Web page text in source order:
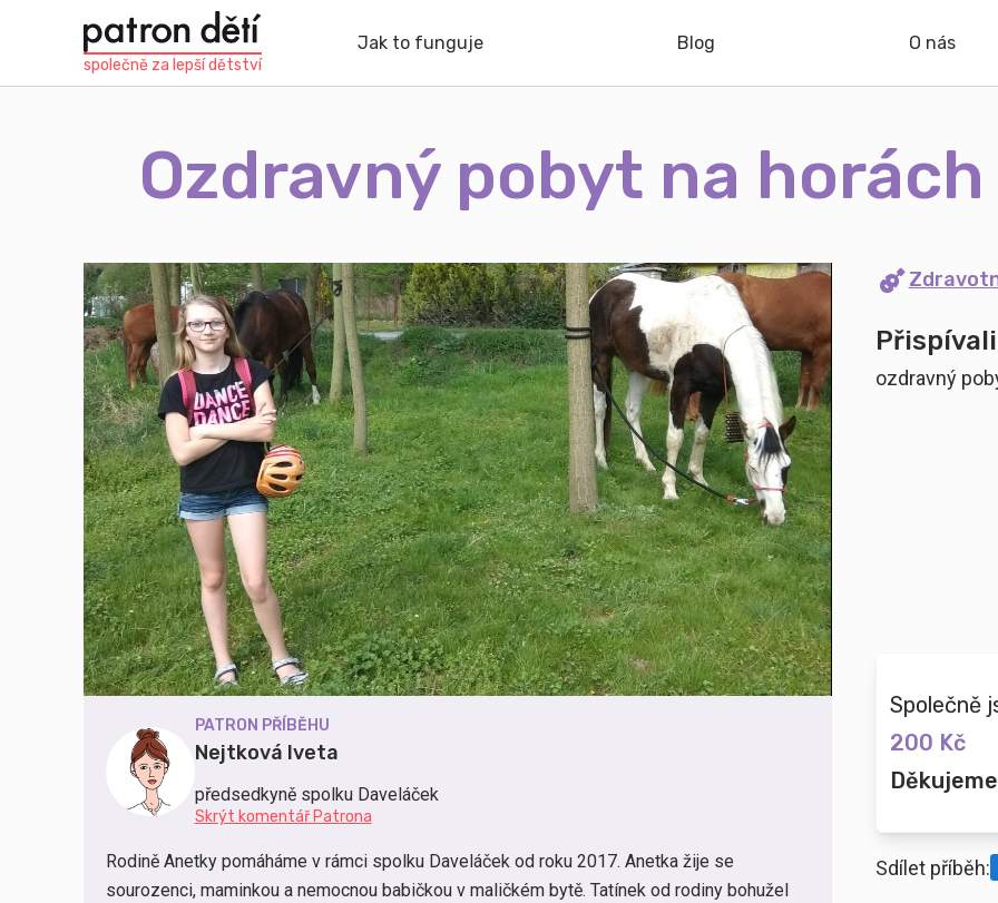
obsahu
společně za lepší dětství
Jak to funguje Blog O nás
Ozdravný pobyt na
PATRON PŘÍBĚHU
Nejtková Iveta
předsedkyně spolku Daveláček
Skrýt komentář Patrona
Rodině Anetky pomáháme v rámci spolku Daveláček od roku 2017. Anetka žije se
sourozenci, maminkou a nemocnou babičkou v maličkém bytě. Tatínek od rodiny bohužel
ozdravný
Společně
200 Kč
Sdílet příběh: